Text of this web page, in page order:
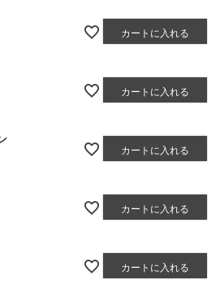
カートに入れる
カートに入れる
カートに入れる
カートに入れる
カートに入れる